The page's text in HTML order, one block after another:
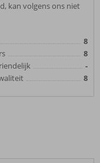
kan volgens ons niet
8
8
-
8